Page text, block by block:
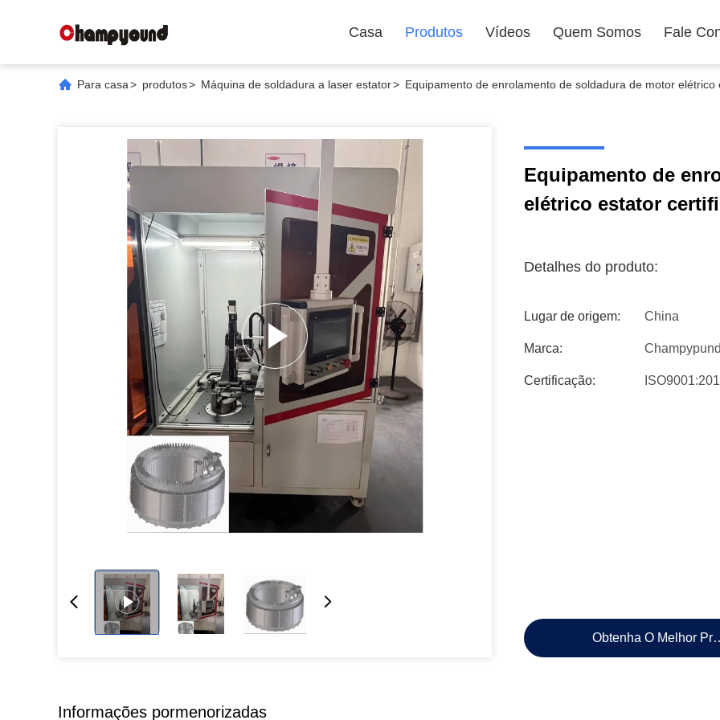
Casa Produtos Vídeos Quem Somos Fale
Para casa> produtos> Máquina de soldadura a laser estator> Equipamento de enrolamento de soldadura de motor elétrico
Equipamento de
elétrico estator
Detalhes do produto:
Lugar de origem: China
Marca: Champypund
Certificação:
Obtenha O Melhor
Informações pormenorizadas